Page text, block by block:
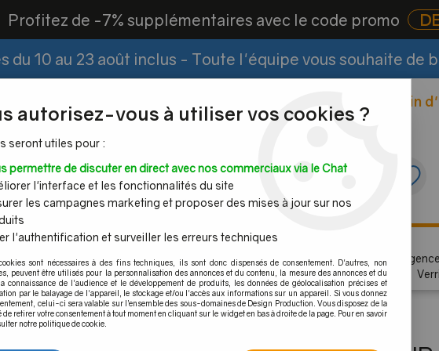
Profitez de -7% supplémentaires avec le code promo
du 10 au 23 août inclus - Toute l'équipe vous souhaite de
Besoin
Espace PRO
Mains
Tubes et
barres inox
Câble inox &
filet inox
Quincaillerie
pour porte
de stade >Profil TL-3030 >ANGLE 90° INTERIEUR
autorisez-vous à utiliser vos cookies ?
seront utiles pour :
permettre de discuter en direct avec nos commerciaux via le Chat
l'interface et les fonctionnalités du site
les campagnes marketing et proposer des mises à jour sur nos
l'authentification et surveiller les erreurs techniques
sont nécessaires à des fins techniques, ils sont donc dispensés de consentement. D'autres, non
peuvent être utilisés pour la personnalisation des annonces et du contenu, la mesure des annonces et du
connaissance de l'audience et le développement de produits, les données de géolocalisation précises et
par le balayage de l'appareil, le stockage et/ou l'accès aux informations sur un appareil. Si vous donnez
celui-ci sera valable sur l’ensemble des sous-domaines de Design Production. Vous disposez de la
retirer votre consentement à tout moment en cliquant sur le widget en bas à droite de la page. Pour en savoir
notre politique de cookie.